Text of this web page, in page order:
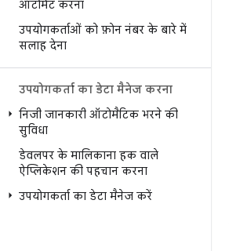
ऑटोमेट करना
उपयोगकर्ताओं को फ़ोन नंबर के बारे में
सलाह देना
उपयोगकर्ता का डेटा मैनेज करना
निजी जानकारी ऑटोमैटिक भरने की
सुविधा
डेवलपर के मालिकाना हक वाले
ऐप्लिकेशन की पहचान करना
उपयोगकर्ता का डेटा मैनेज करें